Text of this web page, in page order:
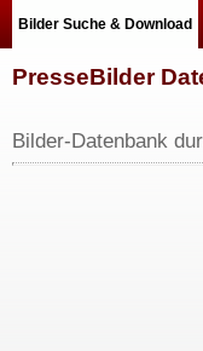
Bilder Suche & Download
PresseBilder
Bilder-Datenbank